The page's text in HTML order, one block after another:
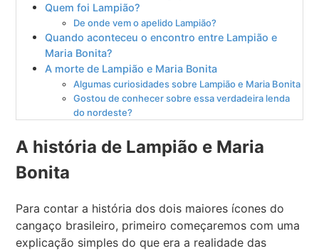
Quem foi Lampião?
De onde vem o apelido Lampião?
Quando aconteceu o encontro entre Lampião e
Maria Bonita?
A morte de Lampião e Maria Bonita
Algumas curiosidades sobre Lampião e Maria Bonita
Gostou de conhecer sobre essa verdadeira lenda
do nordeste?
A história de Lampião e Maria
Bonita
Para contar a história dos dois maiores ícones do
cangaço brasileiro, primeiro começaremos com uma
explicação simples do que era a realidade das